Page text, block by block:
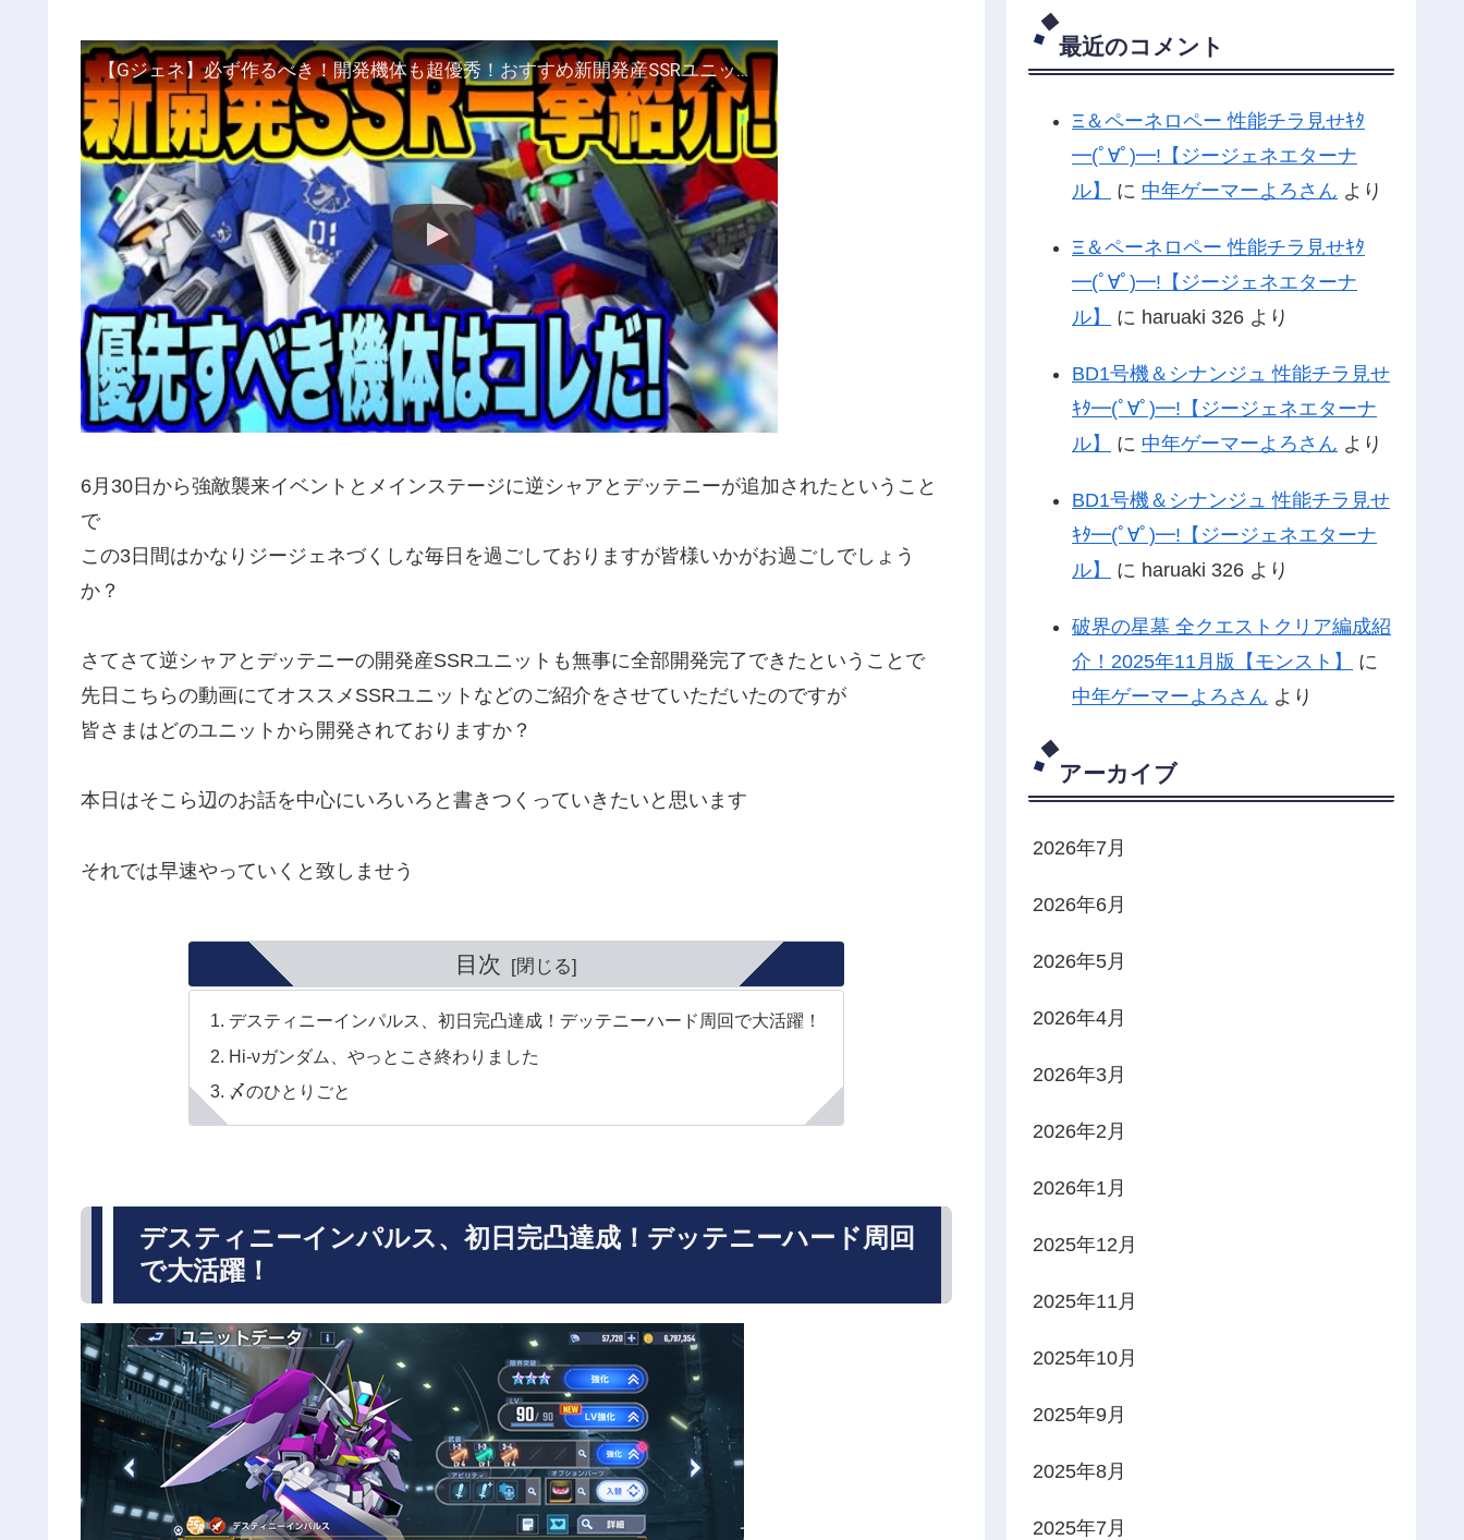
【Gジェネ】必ず作るべき！開発機体も超優秀！おすすめ新開発産SSRユニット一挙紹介！
6月30日から強敵襲来イベントとメインステージに逆シャアとデッテニーが追加されたということ
で
この3日間はかなりジージェネづくしな毎日を過ごしておりますが皆様いかがお過ごしでしょう
か？
さてさて逆シャアとデッテニーの開発産SSRユニットも無事に全部開発完了できたということで
先日こちらの動画にてオススメSSRユニットなどのご紹介をさせていただいたのですが
皆さまはどのユニットから開発されておりますか？
本日はそこら辺のお話を中心にいろいろと書きつくっていきたいと思います
それでは早速やっていくと致しませう
目次
デスティニーインパルス、初日完凸達成！デッテニーハード周回で大活躍！
Hi-νガンダム、やっとこさ終わりました
〆のひとりごと
デスティニーインパルス、初日完凸達成！デッテニーハード周回
で大活躍！
最近のコメント
Ξ＆ペーネロペー 性能チラ見せｷﾀ
━(ﾟ∀ﾟ)━!【ジージェネエターナ
ル】
に 中年ゲーマーよろさん より
Ξ＆ペーネロペー 性能チラ見せｷﾀ
━(ﾟ∀ﾟ)━!【ジージェネエターナ
ル】
に haruaki 326 より
BD1号機＆シナンジュ 性能チラ見せ
ｷﾀ━(ﾟ∀ﾟ)━!【ジージェネエターナ
ル】
に 中年ゲーマーよろさん より
BD1号機＆シナンジュ 性能チラ見せ
ｷﾀ━(ﾟ∀ﾟ)━!【ジージェネエターナ
ル】
に haruaki 326 より
破界の星墓 全クエストクリア編成紹
介！2025年11月版【モンスト】
に
中年ゲーマーよろさん より
アーカイブ
2026年7月
2026年6月
2026年5月
2026年4月
2026年3月
2026年2月
2026年1月
2025年12月
2025年11月
2025年10月
2025年9月
2025年8月
2025年7月